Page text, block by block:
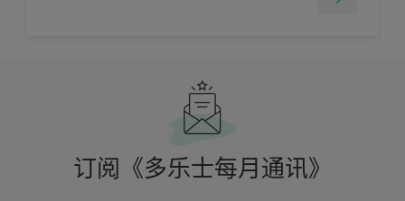
订阅《多乐士每月通讯》